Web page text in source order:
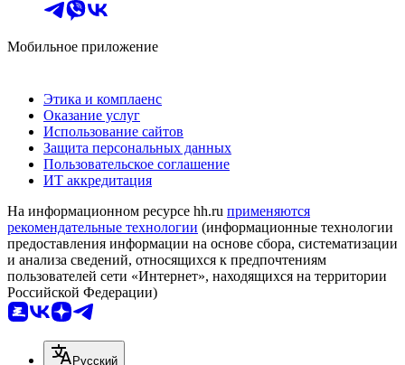
Мобильное приложение
Этика и комплаенс
Оказание услуг
Использование сайтов
Защита персональных данных
Пользовательское соглашение
ИТ аккредитация
На информационном ресурсе hh.ru применяются
рекомендательные технологии (информационные технологии
предоставления информации на основе сбора, систематизации
и анализа сведений, относящихся к предпочтениям
пользователей сети «Интернет», находящихся на территории
Российской Федерации)
Русский